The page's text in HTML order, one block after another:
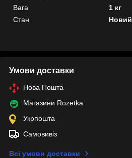
Вага
1 кг
Стан
Новий
Умови доставки
Нова Пошта
Магазини Rozetka
Укрпошта
Самовивіз
Всі умови доставки